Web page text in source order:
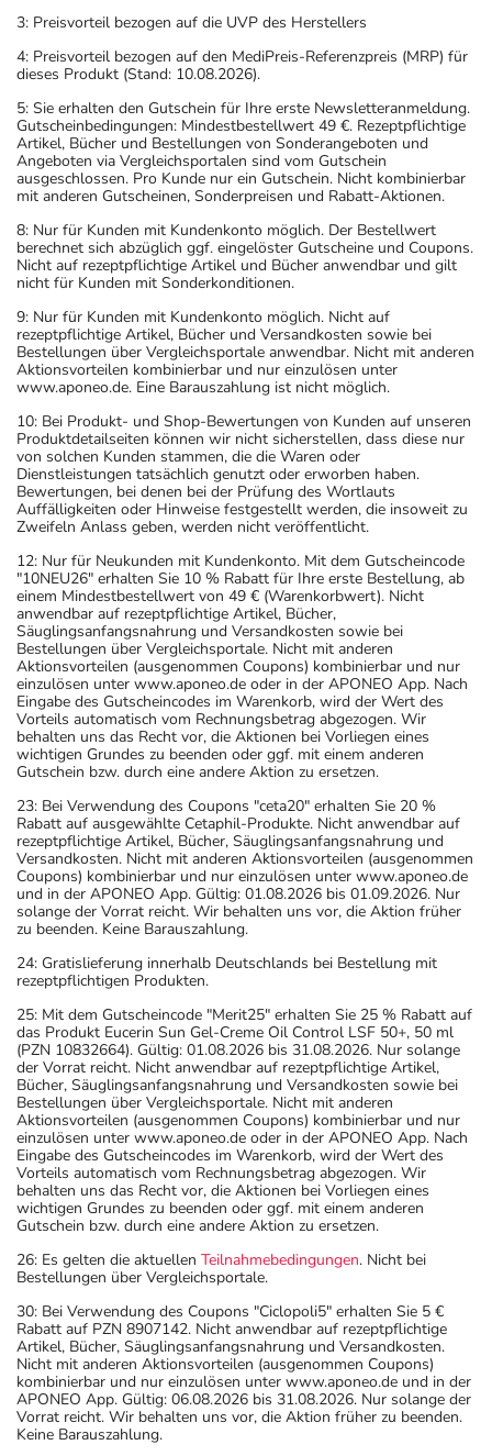
3: Preisvorteil bezogen auf die UVP des Herstellers
4: Preisvorteil bezogen auf den MediPreis-Referenzpreis (MRP) für
dieses Produkt (Stand: 10.08.2026).
5: Sie erhalten den Gutschein für Ihre erste Newsletteranmeldung.
Gutscheinbedingungen: Mindestbestellwert 49 €. Rezeptpflichtige
Artikel, Bücher und Bestellungen von Sonderangeboten und
Angeboten via Vergleichsportalen sind vom Gutschein
ausgeschlossen. Pro Kunde nur ein Gutschein. Nicht kombinierbar
mit anderen Gutscheinen, Sonderpreisen und Rabatt-Aktionen.
8: Nur für Kunden mit Kundenkonto möglich. Der Bestellwert
berechnet sich abzüglich ggf. eingelöster Gutscheine und Coupons.
Nicht auf rezeptpflichtige Artikel und Bücher anwendbar und gilt
nicht für Kunden mit Sonderkonditionen.
9: Nur für Kunden mit Kundenkonto möglich. Nicht auf
rezeptpflichtige Artikel, Bücher und Versandkosten sowie bei
Bestellungen über Vergleichsportale anwendbar. Nicht mit anderen
Aktionsvorteilen kombinierbar und nur einzulösen unter
www.aponeo.de. Eine Barauszahlung ist nicht möglich.
10: Bei Produkt- und Shop-Bewertungen von Kunden auf unseren
Produktdetailseiten können wir nicht sicherstellen, dass diese nur
von solchen Kunden stammen, die die Waren oder
Dienstleistungen tatsächlich genutzt oder erworben haben.
Bewertungen, bei denen bei der Prüfung des Wortlauts
Auffälligkeiten oder Hinweise festgestellt werden, die insoweit zu
Zweifeln Anlass geben, werden nicht veröffentlicht.
12: Nur für Neukunden mit Kundenkonto. Mit dem Gutscheincode
"10NEU26" erhalten Sie 10 % Rabatt für Ihre erste Bestellung, ab
einem Mindestbestellwert von 49 € (Warenkorbwert). Nicht
anwendbar auf rezeptpflichtige Artikel, Bücher,
Säuglingsanfangsnahrung und Versandkosten sowie bei
Bestellungen über Vergleichsportale. Nicht mit anderen
Aktionsvorteilen (ausgenommen Coupons) kombinierbar und nur
einzulösen unter www.aponeo.de oder in der APONEO App. Nach
Eingabe des Gutscheincodes im Warenkorb, wird der Wert des
Vorteils automatisch vom Rechnungsbetrag abgezogen. Wir
behalten uns das Recht vor, die Aktionen bei Vorliegen eines
wichtigen Grundes zu beenden oder ggf. mit einem anderen
Gutschein bzw. durch eine andere Aktion zu ersetzen.
23: Bei Verwendung des Coupons "ceta20" erhalten Sie 20 %
Rabatt auf ausgewählte Cetaphil-Produkte. Nicht anwendbar auf
rezeptpflichtige Artikel, Bücher, Säuglingsanfangsnahrung und
Versandkosten. Nicht mit anderen Aktionsvorteilen (ausgenommen
Coupons) kombinierbar und nur einzulösen unter www.aponeo.de
und in der APONEO App. Gültig: 01.08.2026 bis 01.09.2026. Nur
solange der Vorrat reicht. Wir behalten uns vor, die Aktion früher
zu beenden. Keine Barauszahlung.
24: Gratislieferung innerhalb Deutschlands bei Bestellung mit
rezeptpflichtigen Produkten.
25: Mit dem Gutscheincode "Merit25" erhalten Sie 25 % Rabatt auf
das Produkt Eucerin Sun Gel-Creme Oil Control LSF 50+, 50 ml
(PZN 10832664). Gültig: 01.08.2026 bis 31.08.2026. Nur solange
der Vorrat reicht. Nicht anwendbar auf rezeptpflichtige Artikel,
Bücher, Säuglingsanfangsnahrung und Versandkosten sowie bei
Bestellungen über Vergleichsportale. Nicht mit anderen
Aktionsvorteilen (ausgenommen Coupons) kombinierbar und nur
einzulösen unter www.aponeo.de oder in der APONEO App. Nach
Eingabe des Gutscheincodes im Warenkorb, wird der Wert des
Vorteils automatisch vom Rechnungsbetrag abgezogen. Wir
behalten uns das Recht vor, die Aktionen bei Vorliegen eines
wichtigen Grundes zu beenden oder ggf. mit einem anderen
Gutschein bzw. durch eine andere Aktion zu ersetzen.
26: Es gelten die aktuellen Teilnahmebedingungen. Nicht bei
Bestellungen über Vergleichsportale.
30: Bei Verwendung des Coupons "Ciclopoli5" erhalten Sie 5 €
Rabatt auf PZN 8907142. Nicht anwendbar auf rezeptpflichtige
Artikel, Bücher, Säuglingsanfangsnahrung und Versandkosten.
Nicht mit anderen Aktionsvorteilen (ausgenommen Coupons)
kombinierbar und nur einzulösen unter www.aponeo.de und in der
APONEO App. Gültig: 06.08.2026 bis 31.08.2026. Nur solange der
Vorrat reicht. Wir behalten uns vor, die Aktion früher zu beenden.
Keine Barauszahlung.